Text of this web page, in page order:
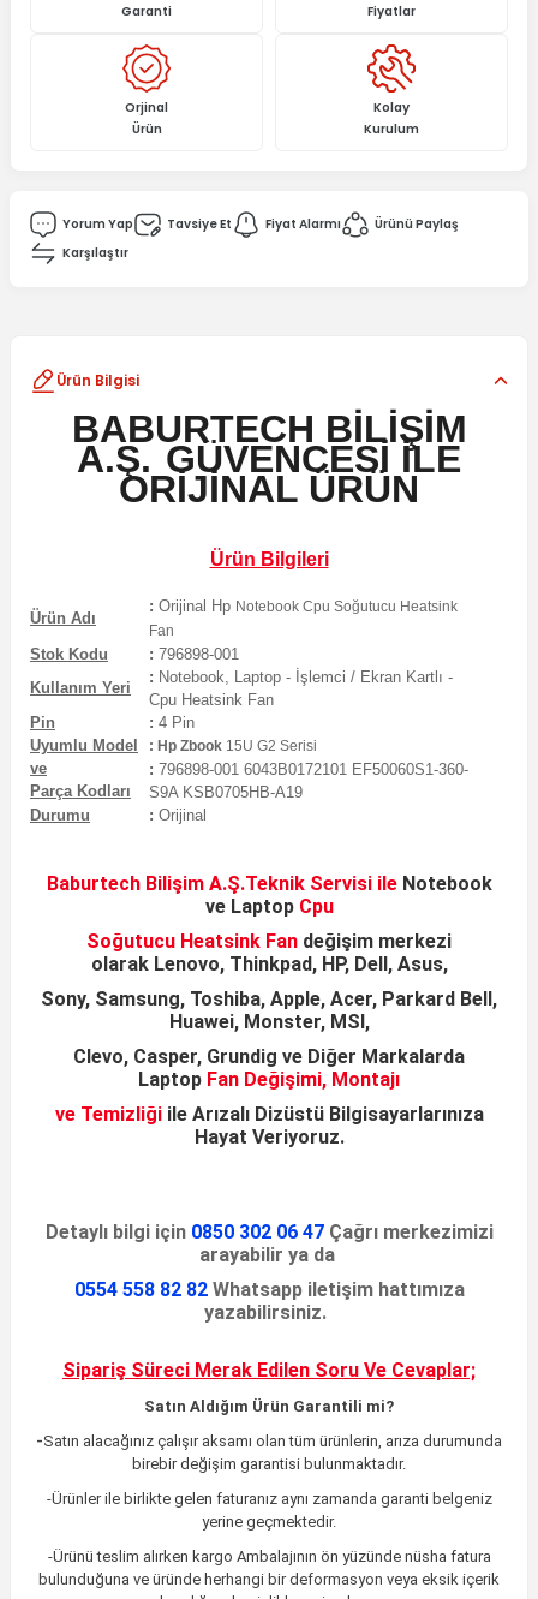
Garanti
Fiyatlar
Orjinal
Ürün
Kolay
Kurulum
Yorum Yap Tavsiye Et Fiyat Alarmı
Ürünü Paylaş
Karşılaştır
Ürün Bilgisi
BABURTECH BİLİŞİM
A.Ş. GÜVENCESİ İLE
ORİJİNAL ÜRÜN
Ürün Bilgileri
Ürün Adı
: Orijinal Hp Notebook Cpu Soğutucu Heatsink
Fan
Stok Kodu : 796898-001
Kullanım Yeri
: Notebook, Laptop - İşlemci / Ekran Kartlı -
Cpu Heatsink Fan
Pin
: 4 Pin
Uyumlu Model
ve
Parça Kodları
: Hp Zbook 15U G2 Serisi
: 796898-001 6043B0172101 EF50060S1-360-
S9A KSB0705HB-A19
Durumu
: Orijinal
Baburtech Bilişim A.Ş.Teknik Servisi ile Notebook
ve Laptop Cpu
Soğutucu Heatsink Fan değişim merkezi
olarak Lenovo, Thinkpad, HP, Dell, Asus,
Sony, Samsung, Toshiba, Apple, Acer, Parkard Bell,
Huawei, Monster, MSI,
Clevo, Casper, Grundig ve Diğer Markalarda
Laptop Fan Değişimi, Montajı
ve Temizliği ile Arızalı Dizüstü Bilgisayarlarınıza
Hayat Veriyoruz.
Detaylı bilgi için 0850 302 06 47Çağrı merkezimizi
arayabilir ya da
0554 558 82 82Whatsapp iletişim hattımıza
yazabilirsiniz.
Sipariş Süreci Merak Edilen Soru Ve Cevaplar;
Satın Aldığım Ürün Garantili mi?
-Satın alacağınız çalışır aksamı olan tüm ürünlerin, arıza durumunda
birebir değişim garantisi bulunmaktadır.
-Ürünler ile birlikte gelen faturanız aynı zamanda garanti belgeniz
yerine geçmektedir.
-Ürünü teslim alırken kargo Ambalajının ön yüzünde nüsha fatura
bulunduğuna ve üründe herhangi bir deformasyon veya eksik içerik